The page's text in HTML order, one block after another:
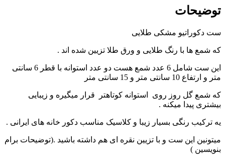
توضیحات
ست دکوراتیو مشکی طلایی
که شمع ها با رنگ طلایی و ورق طلا تزیین شده اند .
این ست شامل 6 عدد شمع هست دو عدد استوانه با قطر 6 سانتی
متر و ارتفاع 10 سانتی متر و 15 سانتی متر
که شمع گل روز روی استوانه کوتاهتر قرار میگیره و زیبایی
بیشتری پیدا میکنه .
یه ترکیب رنگی بسیار زیبا و کلاسیک مناسب دکور خانه های ایرانی .
میتونین این ست و با تزیین نقره ای هم داشته باشید .(توضیحات برام
بنویسین )